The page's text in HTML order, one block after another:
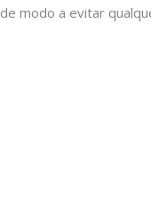
de modo a evitar